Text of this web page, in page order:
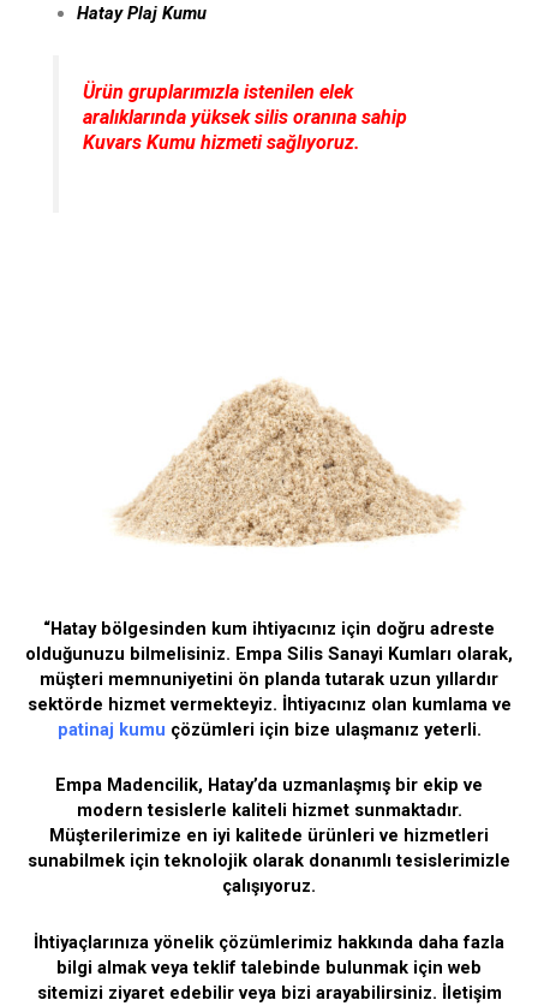
Hatay Plaj Kumu
Ürün gruplarımızla istenilen elek
aralıklarında yüksek silis oranına sahip
Kuvars Kumu hizmeti sağlıyoruz.
“Hatay bölgesinden kum ihtiyacınız için doğru adreste
olduğunuzu bilmelisiniz. Empa Silis Sanayi Kumları olarak,
müşteri memnuniyetini ön planda tutarak uzun yıllardır
sektörde hizmet vermekteyiz. İhtiyacınız olan kumlama ve
patinaj kumu çözümleri için bize ulaşmanız yeterli.
Empa Madencilik, Hatay’da uzmanlaşmış bir ekip ve
modern tesislerle kaliteli hizmet sunmaktadır.
Müşterilerimize en iyi kalitede ürünleri ve hizmetleri
sunabilmek için teknolojik olarak donanımlı tesislerimizle
çalışıyoruz.
İhtiyaçlarınıza yönelik çözümlerimiz hakkında daha fazla
bilgi almak veya teklif talebinde bulunmak için web
sitemizi ziyaret edebilir veya bizi arayabilirsiniz. İletişim